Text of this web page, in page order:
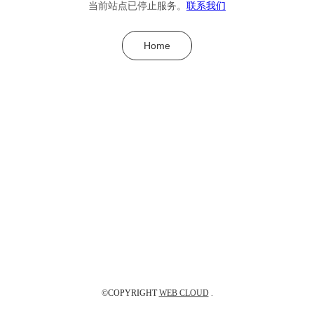
当前站点已停止服务。 联系我们
Home
©COPYRIGHTWEB CLOUD.